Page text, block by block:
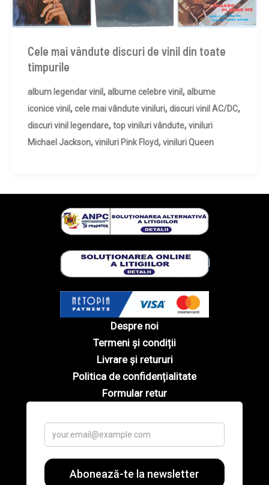
Cele mai vândute discuri de vinil din toate
timpurile
album legendar vinil,albume celebre vinil,albume
iconice vinil,cele mai vândute viniluri,discuri vinil AC/DC,
discuri vinil legendare,top viniluri vândute,viniluri
Michael Jackson,viniluri Pink Floyd,viniluri Queen
Despre noi
Termeni și condiții
Livrare și retururi
Politica de confidențialitate
Formular retur